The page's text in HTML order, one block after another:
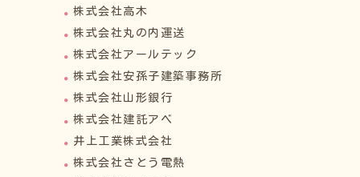
株式会社高木
株式会社丸の内運送
株式会社アールテック
株式会社安孫子建築事務所
株式会社山形銀行
株式会社建託アベ
井上工業株式会社
株式会社さとう電熱